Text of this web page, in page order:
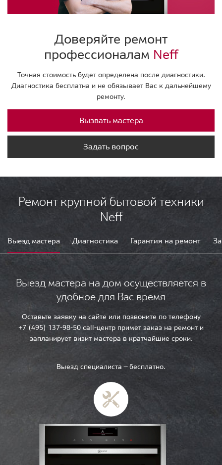
Доверяйте ремонт
профессионалам Neff
Точная стоимость будет определена после диагностики.
Диагностика бесплатна и не обязывает Вас к дальнейшему
ремонту.
Вызвать мастера
Задать вопрос
Ремонт крупной бытовой техники
Neff
Выезд мастера Диагностика Гарантия на ремонт
Выезд мастера на дом осуществляется в
удобное для Вас время
Оставьте заявку на сайте или позвоните по телефону
+7 (495) 137-98-50 call-центр примет заказ на ремонт и
запланирует визит мастера в кратчайшие сроки.
Выезд специалиста — бесплатно.